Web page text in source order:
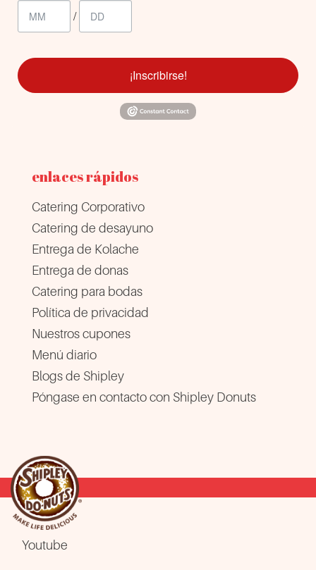
/
¡Inscribirse!
enlaces rápidos
Catering Corporativo
Catering de desayuno
Entrega de Kolache
Entrega de donas
Catering para bodas
Política de privacidad
Nuestros cupones
Menú diario
Blogs de Shipley
Póngase en contacto con Shipley Donuts
Youtube